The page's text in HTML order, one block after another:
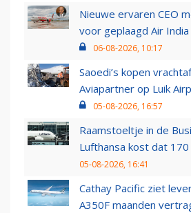
Nieuwe ervaren CEO
voor geplaagd Air India
06-08-2026, 10:17
Saoedi’s kopen
Aviapartner op Luik
05-08-2026, 16:57
Raamstoeltje in de
Lufthansa kost dat
05-08-2026, 16:41
Cathay Pacific ziet
A350F maanden